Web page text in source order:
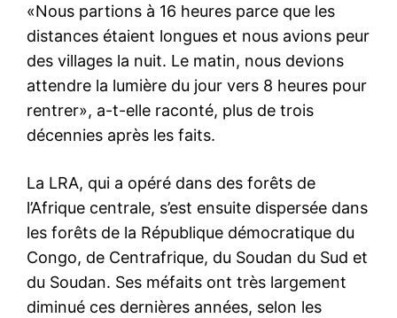
«Nous partions à 16 heures parce que les
distances étaient longues et nous avions peur
des villages la nuit. Le matin, nous devions
attendre la lumière du jour vers 8 heures pour
rentrer», a-t-elle raconté, plus de trois
décennies après les faits.
La LRA, qui a opéré dans des forêts de
l’Afrique centrale, s’est ensuite dispersée dans
les forêts de la République démocratique du
Congo, de Centrafrique, du Soudan du Sud et
du Soudan. Ses méfaits ont très largement
diminué ces dernières années, selon les